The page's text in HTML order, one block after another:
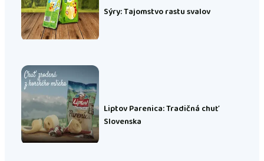
Sýry: Tajomstvo rastu svalov
Liptov Parenica: Tradičná chuť
Slovenska